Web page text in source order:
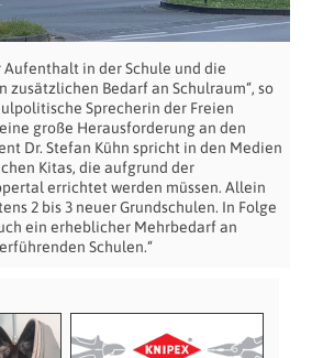
in der Schule und die
zusätzlichen Bedarf an Schulraum“, so
Sprecherin der Freien
große Herausforderung an den
Dr. Stefan Kühn spricht in den Medien
Kitas, die aufgrund der
errichtet werden müssen. Allein
2 bis 3 neuer Grundschulen. In Folge
ein erheblicher Mehrbedarf an
Schulen.“